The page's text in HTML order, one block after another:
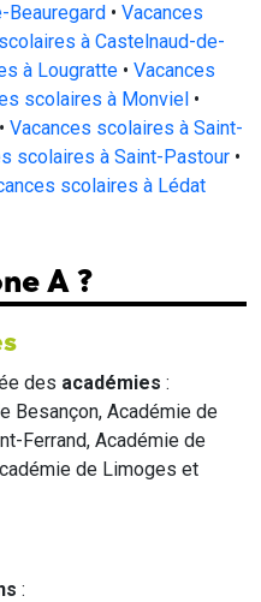
Beauregard • Vacances
à Castelnaud-de-
à Lougratte • Vacances
scolaires à Monviel •
• Vacances scolaires à Saint-
scolaires à Saint-Pastour •
scolaires à Lédat
A ?
des académies :
Besançon, Académie de
Ferrand, Académie de
de Limoges et
: